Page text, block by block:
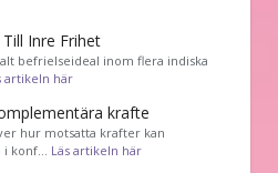
Inre Frihet
befrielseideal inom flera indiska
artikeln här
krafte
hur motsatta krafter kan
i konf… Läs artikeln här